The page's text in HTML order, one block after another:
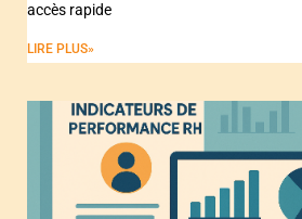
accès rapide
LIRE PLUS»